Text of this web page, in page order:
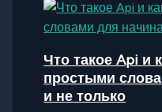
Что такое Api и
простыми
и не только